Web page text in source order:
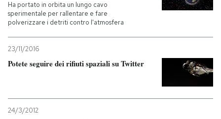
Ha portato in orbita un lungo cavo
sperimentale per rallentare e fare
polverizzare i detriti contro l'atmosfera
23/11/2016
Potete seguire dei rifiuti spaziali su Twitter
24/3/2012